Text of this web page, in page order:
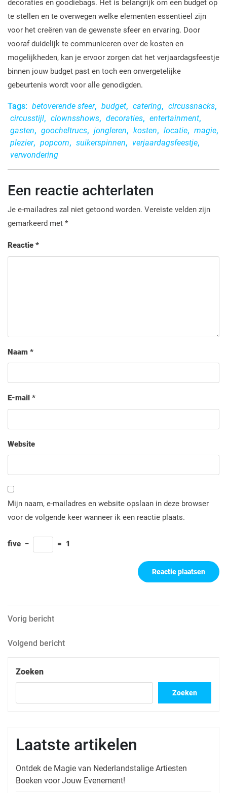
decoraties en goodiebags. Het is belangrijk om een budget op
te stellen en te overwegen welke elementen essentieel zijn
voor het creëren van de gewenste sfeer en ervaring. Door
vooraf duidelijk te communiceren over de kosten en
mogelijkheden, kan je ervoor zorgen dat het verjaardagsfeestje
binnen jouw budget past en toch een onvergetelijke
gebeurtenis wordt voor alle genodigden.
Tags: betoverende sfeer, budget, catering, circussnacks,
circusstijl, clownsshows, decoraties, entertainment,
gasten, goocheltrucs, jongleren, kosten, locatie, magie,
plezier, popcorn, suikerspinnen, verjaardagsfeestje,
verwondering
Een reactie achterlaten
Je e-mailadres zal niet getoond worden. Vereiste velden zijn
gemarkeerd met *
Reactie *
Naam *
E-mail *
Website
Mijn naam, e-mailadres en website opslaan in deze browser
voor de volgende keer wanneer ik een reactie plaats.
five − = 1
Berichtnavigatie
Vorig
Vorig bericht
Volgend
Volgend bericht
Zoeken
Zoeken
Laatste artikelen
Ontdek de Magie van Nederlandstalige Artiesten
Boeken voor Jouw Evenement!